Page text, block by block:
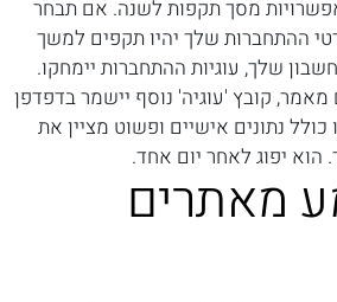
אפשרויות מסך תקפות לשנה. אם תבחר
ההתחברות שלך יהיו תקפים למשך
שלך, עוגיות ההתחברות יימחקו.
קובץ 'עוגיה' נוסף יישמר בדפדפן
כולל נתונים אישיים ופשוט מציין את
יפוג לאחר יום אחד.
מאתרים